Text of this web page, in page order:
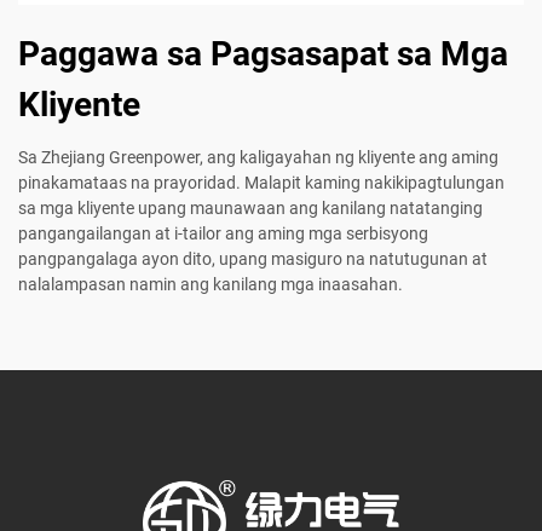
Paggawa sa Pagsasapat sa Mga
Kliyente
Sa Zhejiang Greenpower, ang kaligayahan ng kliyente ang aming
pinakamataas na prayoridad. Malapit kaming nakikipagtulungan
sa mga kliyente upang maunawaan ang kanilang natatanging
pangangailangan at i-tailor ang aming mga serbisyong
pangpangalaga ayon dito, upang masiguro na natutugunan at
nalalampasan namin ang kanilang mga inaasahan.